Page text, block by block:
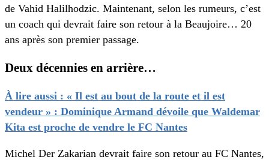
de Vahid Halilhodzic. Maintenant, selon les rumeurs, c’est
un coach qui devrait faire son retour à la Beaujoire… 20
ans après son premier passage.
Deux décennies en arrière…
À lire aussi : « Il est au bout de la route et il est
vendeur » : Dominique Armand dévoile que Waldemar
Kita est proche de vendre le FC Nantes
Michel Der Zakarian devrait faire son retour au FC Nantes,